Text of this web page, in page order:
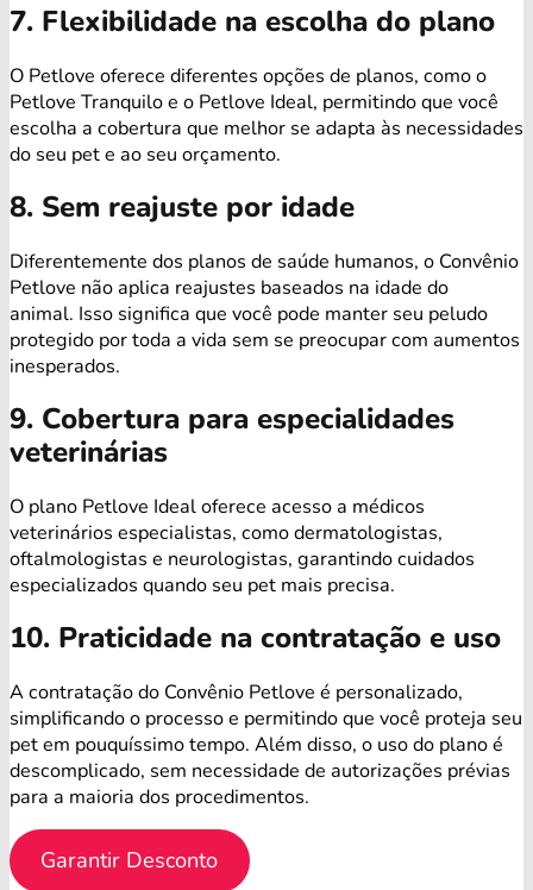
7. Flexibilidade na escolha do plano
O Petlove oferece diferentes opções de planos, como o
Petlove Tranquilo e o Petlove Ideal, permitindo que você
escolha a cobertura que melhor se adapta às necessidades
do seu pet e ao seu orçamento.
8. Sem reajuste por idade
Diferentemente dos planos de saúde humanos, o Convênio
Petlove não aplica reajustes baseados na idade do
animal. Isso significa que você pode manter seu peludo
protegido por toda a vida sem se preocupar com aumentos
inesperados.
9. Cobertura para especialidades
veterinárias
O plano Petlove Ideal oferece acesso a médicos
veterinários especialistas, como dermatologistas,
oftalmologistas e neurologistas, garantindo cuidados
especializados quando seu pet mais precisa.
10. Praticidade na contratação e uso
A contratação do Convênio Petlove é personalizado,
simplificando o processo e permitindo que você proteja seu
pet em pouquíssimo tempo. Além disso, o uso do plano é
descomplicado, sem necessidade de autorizações prévias
para a maioria dos procedimentos.
Garantir Desconto